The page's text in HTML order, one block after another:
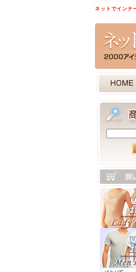
ネットでインナ